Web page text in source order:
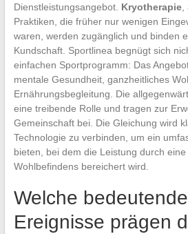
Dienstleistungsangebot. Kryotherapie,
Praktiken, die früher nur wenigen
waren, werden zugänglich und binden
Kundschaft. Sportlinea begnügt sich
einfachen Sportprogramm: Das
mentale Gesundheit, ganzheitliches
Ernährungsbegleitung. Die
eine treibende Rolle und tragen zur
Gemeinschaft bei. Die Gleichung wird
Technologie zu verbinden, um ein
bieten, bei dem die Leistung durch
Wohlbefindens bereichert wird.
Welche
Ereignisse prägen